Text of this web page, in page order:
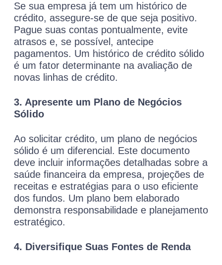
Se sua empresa já tem um histórico de
crédito, assegure-se de que seja positivo.
Pague suas contas pontualmente, evite
atrasos e, se possível, antecipe
pagamentos. Um histórico de crédito sólido
é um fator determinante na avaliação de
novas linhas de crédito.
3. Apresente um Plano de Negócios
Sólido
Ao solicitar crédito, um plano de negócios
sólido é um diferencial. Este documento
deve incluir informações detalhadas sobre a
saúde financeira da empresa, projeções de
receitas e estratégias para o uso eficiente
dos fundos. Um plano bem elaborado
demonstra responsabilidade e planejamento
estratégico.
4. Diversifique Suas Fontes de Renda